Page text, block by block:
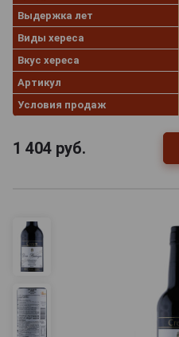
Выдержка лет
Виды хереса
Вкус хереса
Артикул
Условия продаж
1 404 руб.